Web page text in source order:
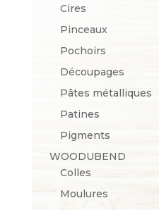
Cires
Pinceaux
Pochoirs
Découpages
Pâtes métalliques
Patines
Pigments
WOODUBEND
Colles
Moulures